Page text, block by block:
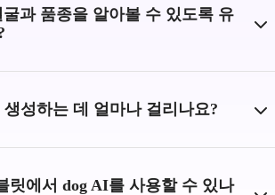
과 품종을 알아볼 수 있도록 유
성하는 데 얼마나 걸리나요?
릿에서 dog AI를 사용할 수 있나